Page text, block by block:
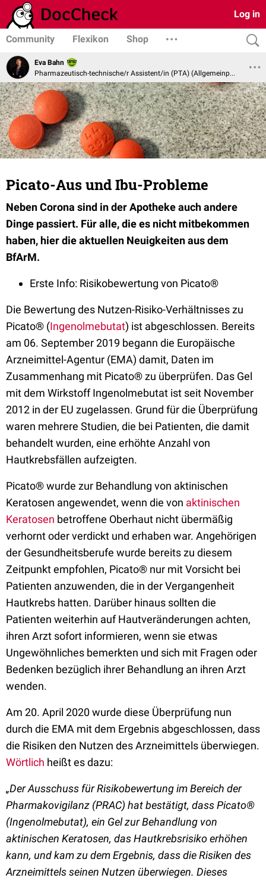
Log in
Community Flexikon Shop
Eva Bahn
Pharmazeutisch-technische/r Assistent/in (PTA) (Allgemeinpharmazie)
Picato-Aus und Ibu-Probleme
Neben Corona sind in der Apotheke auch andere
Dinge passiert. Für alle, die es nicht mitbekommen
haben, hier die aktuellen Neuigkeiten aus dem
BfArM.
Erste Info: Risikobewertung von Picato®
Die Bewertung des Nutzen-Risiko-Verhältnisses zu
Picato® (Ingenolmebutat) ist abgeschlossen. Bereits
am 06. September 2019 begann die Europäische
Arzneimittel-Agentur (EMA) damit, Daten im
Zusammenhang mit Picato® zu überprüfen. Das Gel
mit dem Wirkstoff Ingenolmebutat ist seit November
2012 in der EU zugelassen. Grund für die Überprüfung
waren mehrere Studien, die bei Patienten, die damit
behandelt wurden, eine erhöhte Anzahl von
Hautkrebsfällen aufzeigten.
Picato® wurde zur Behandlung von aktinischen
Keratosen angewendet, wenn die von aktinischen
Keratosen betroffene Oberhaut nicht übermäßig
verhornt oder verdickt und erhaben war. Angehörigen
der Gesundheitsberufe wurde bereits zu diesem
Zeitpunkt empfohlen, Picato® nur mit Vorsicht bei
Patienten anzuwenden, die in der Vergangenheit
Hautkrebs hatten. Darüber hinaus sollten die
Patienten weiterhin auf Hautveränderungen achten,
ihren Arzt sofort informieren, wenn sie etwas
Ungewöhnliches bemerkten und sich mit Fragen oder
Bedenken bezüglich ihrer Behandlung an ihren Arzt
wenden.
Am 20. April 2020 wurde diese Überprüfung nun
durch die EMA mit dem Ergebnis abgeschlossen, dass
die Risiken den Nutzen des Arzneimittels überwiegen.
Wörtlich heißt es dazu:
„Der Ausschuss für Risikobewertung im Bereich der
Pharmakovigilanz (PRAC) hat bestätigt, dass Picato®
(Ingenolmebutat), ein Gel zur Behandlung von
aktinischen Keratosen, das Hautkrebsrisiko erhöhen
kann, und kam zu dem Ergebnis, dass die Risiken des
Arzneimittels seinen Nutzen überwiegen. Dieses